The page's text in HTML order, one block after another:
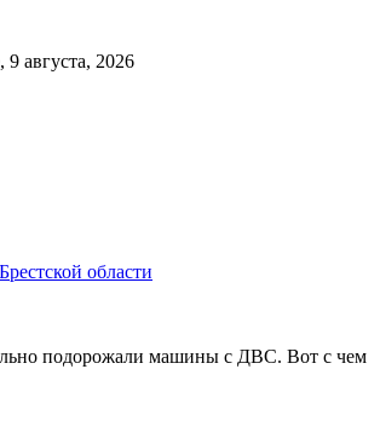
9 августа, 2026
области
подорожали машины с ДВС. Вот с чем